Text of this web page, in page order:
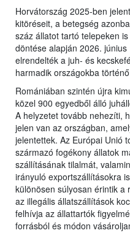
Horvátország 2025-ben
kitöréseit, a betegség
száz állatot tartó telepeken
döntése alapján 2026.
elrendelték a juh- és
harmadik országokba
Romániában szintén újra
közel 900 egyedből álló
A helyzetet tovább nehezíti,
jelen van az országban,
jelentettek. Az Európai Unió
származó fogékony állatok
szállításának tilalmát,
irányuló exportszállításokra
különösen súlyosan érintik a
az illegális állatszállítások
felhívja az állattartók
forrásból és módon